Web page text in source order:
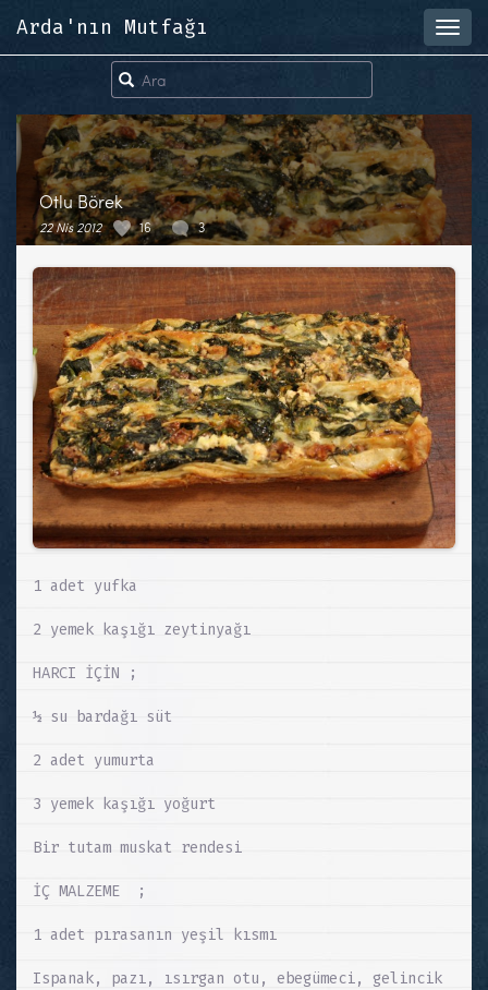
Arda'nın Mutfağı
Otlu Börek
22 Nis 2012 16 3
1 adet yufka
2 yemek kaşığı zeytinyağı
HARCI İÇİN ;
½ su bardağı süt
2 adet yumurta
3 yemek kaşığı yoğurt
Bir tutam muskat rendesi
İÇ MALZEME ;
1 adet pırasanın yeşil kısmı
Ispanak, pazı, ısırgan otu, ebegümeci, gelincik